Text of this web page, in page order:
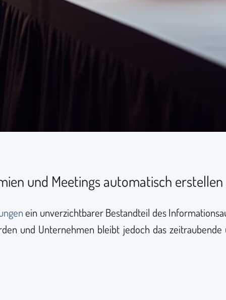
und Meetings automatisch erstellen
ein unverzichtbarer Bestandteil des
und Unternehmen bleibt jedoch das